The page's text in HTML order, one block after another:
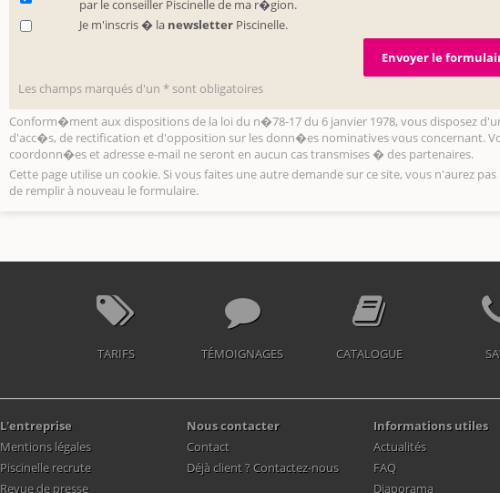
par le conseiller Piscinelle de ma r�gion.
Je m'inscris � la newsletter Piscinelle.
Les champs marqués d'un * sont obligatoires
Conform�ment aux dispositions de la loi du n�78-17 du 6 janvier 1978, vous disposez
d'acc�s, de rectification et d'opposition sur les donn�es nominatives vous concernant.
coordonn�es et adresse e-mail ne seront en aucun cas transmises � des partenaires.
Cette page utilise un cookie. Si vous faites une autre demande sur ce site, vous n'aurez pas
de remplir à nouveau le formulaire.
TARIFS TÉMOIGNAGES CATALOGUE
L'entreprise
Mentions légales
Piscinelle recrute
Revue de presse
Nous contacter
Contact
Déjà client ? Contactez-nous
Informations utiles
Actualités
FAQ
Diaporama